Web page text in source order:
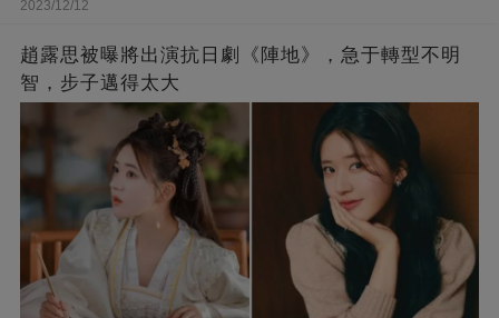
2023/12/12
趙露思被曝將出演抗日劇《陣地》，急于轉型不明
智，步子邁得太大